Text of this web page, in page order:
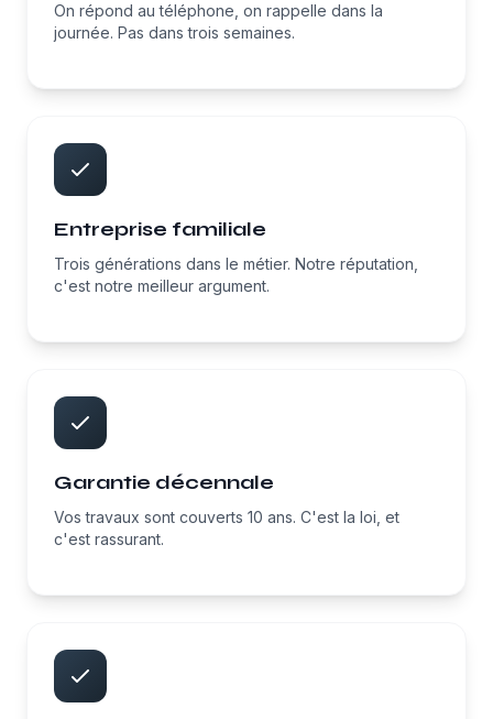
On répond au téléphone, on rappelle dans la
journée. Pas dans trois semaines.
Entreprise familiale
Trois générations dans le métier. Notre réputation,
c'est notre meilleur argument.
Garantie décennale
Vos travaux sont couverts 10 ans. C'est la loi, et
c'est rassurant.